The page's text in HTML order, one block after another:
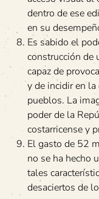
dentro de ese
en su
Es sabido el
construcción de
capaz de
y de incidir en
pueblos. La
poder de la
costarricense y
El gasto de 52
no se ha hecho
tales
desaciertos de